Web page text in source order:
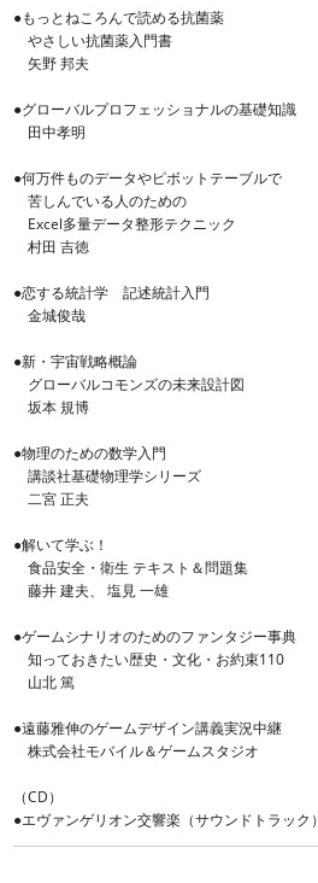
●もっとねころんで読める抗菌薬
やさしい抗菌薬入門書
矢野 邦夫
●グローバルプロフェッショナルの基礎知識
田中孝明
●何万件ものデータやピボットテーブルで
苦しんでいる人のための
Excel多量データ整形テクニック
村田 吉徳
●恋する統計学 記述統計入門
金城俊哉
●新・宇宙戦略概論
グローバルコモンズの未来設計図
坂本 規博
●物理のための数学入門
講談社基礎物理学シリーズ
二宮 正夫
●解いて学ぶ！
食品安全・衛生 テキスト＆問題集
藤井 建夫、 塩見 一雄
●ゲームシナリオのためのファンタジー事典
知っておきたい歴史・文化・お約束110
山北 篤
●遠藤雅伸のゲームデザイン講義実況中継
株式会社モバイル＆ゲームスタジオ
（CD）
●エヴァンゲリオン交響楽（サウンドトラック）